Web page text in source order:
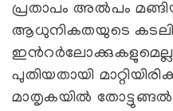
പ്രതാപം അല്‍പം
ആധുനികതയുടെ
പുതിയതായി
മാതൃകയില്‍ തോട്ടുങ്ങല്‍